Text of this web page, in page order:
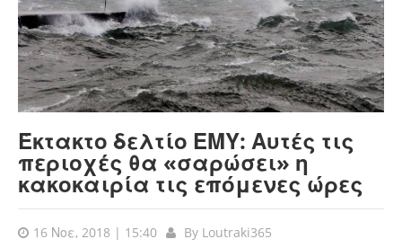
Έκτακτο δελτίο ΕΜΥ: Αυτές τις
περιοχές θα «σαρώσει» η
κακοκαιρία τις επόμενες ώρες
16 Νοε, 2018 | 15:40 By Loutraki365